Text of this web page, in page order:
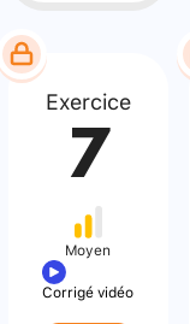
Exercice
7
Moyen
Corrigé vidéo